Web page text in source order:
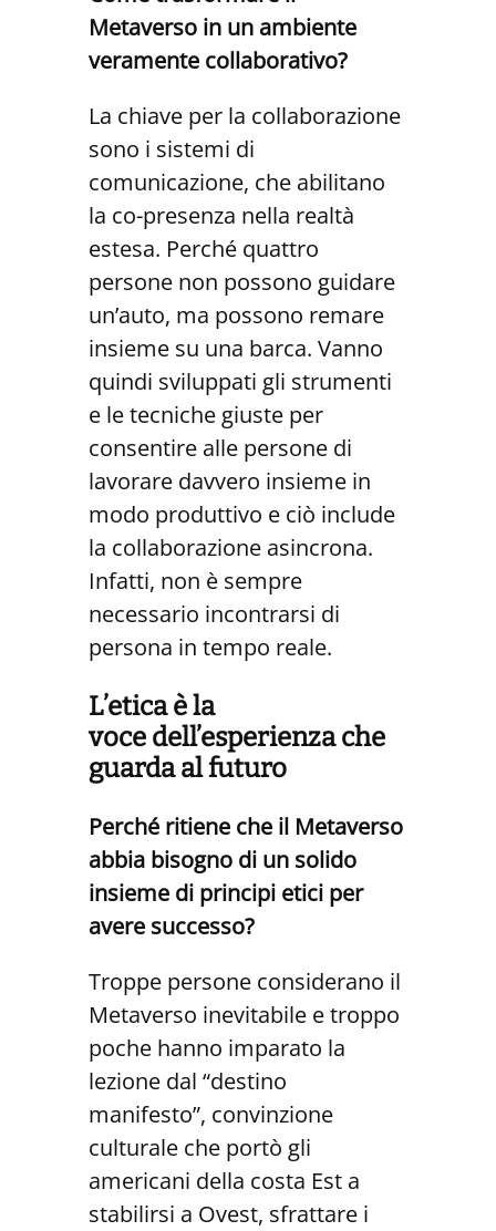
Metaverso in un ambiente
veramente collaborativo?
La chiave per la collaborazione
sono i sistemi di
comunicazione, che abilitano
la co-presenza nella realtà
estesa. Perché quattro
persone non possono guidare
un’auto, ma possono remare
insieme su una barca. Vanno
quindi sviluppati gli strumenti
e le tecniche giuste per
consentire alle persone di
lavorare davvero insieme in
modo produttivo e ciò include
la collaborazione asincrona.
Infatti, non è sempre
necessario incontrarsi di
persona in tempo reale.
L’eticaè la
voce dell’esperienzache
guarda al futuro
Perché ritiene che il Metaverso
abbia bisogno di un solido
insieme di principi etici per
avere successo?
Troppe persone considerano il
Metaverso inevitabile e troppo
poche hanno imparato la
lezione dal “destino
manifesto”, convinzione
culturale che portò gli
americani della costa Est a
stabilirsi a Ovest, sfrattare i